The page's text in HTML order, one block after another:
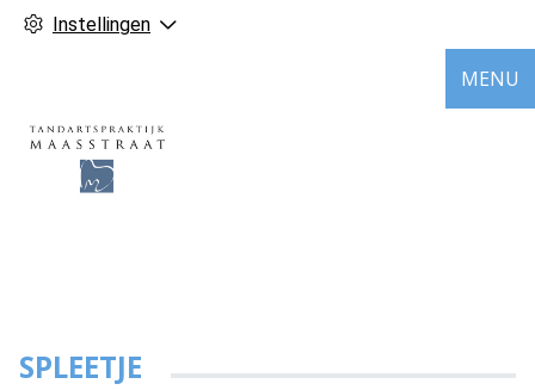
Instellingen
MENU
SPLEETJE